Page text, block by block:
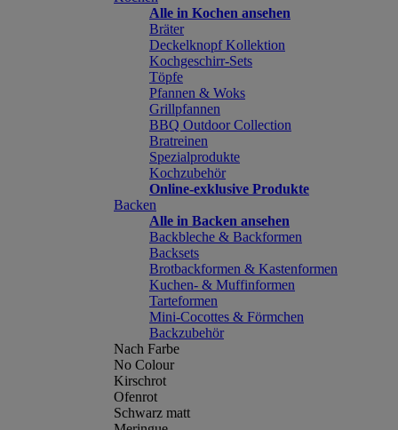
Alle in Kochen ansehen
Bräter
Deckelknopf Kollektion
Kochgeschirr-Sets
Töpfe
Pfannen & Woks
Grillpfannen
BBQ Outdoor Collection
Bratreinen
Spezialprodukte
Kochzubehör
Online-exklusive Produkte
Backen
Alle in Backen ansehen
Backbleche & Backformen
Backsets
Brotbackformen & Kastenformen
Kuchen- & Muffinformen
Tarteformen
Mini-Cocottes & Förmchen
Backzubehör
Nach Farbe
No Colour
Kirschrot
Ofenrot
Schwarz matt